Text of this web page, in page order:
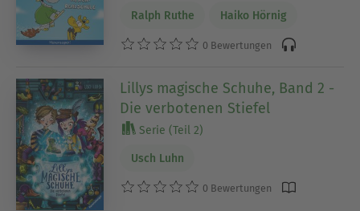
Ralph Ruthe Haiko Hörnig
0 Bewertungen
Lillys magische Schuhe, Band 2 -
Die verbotenen Stiefel
Serie (Teil 2)
Usch Luhn
0 Bewertungen